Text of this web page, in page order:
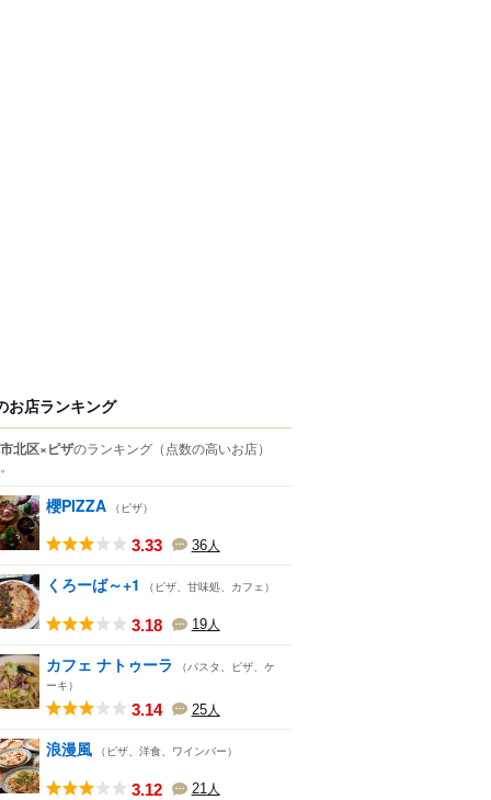
お店ランキング
北区×ピザのランキング （点数の高いお店）
櫻PIZZA （ピザ）
3.33 36人
くろーば～+1 （ピザ、甘味処、カフェ）
3.18 19人
カフェ ナトゥーラ
（パスタ、ピザ、ケ
ーキ）
3.14 25人
浪漫風 （ピザ、洋食、ワインバー）
3.12 21人